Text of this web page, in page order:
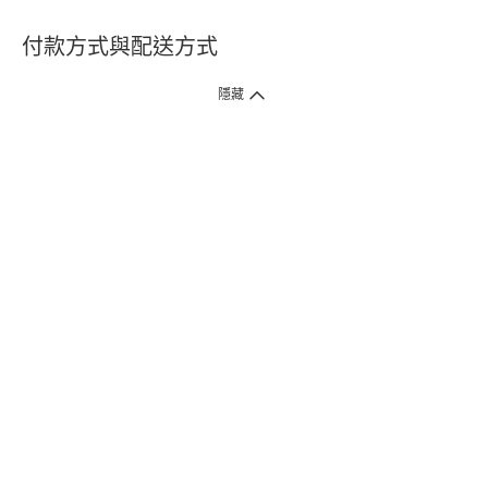
付款方式與配送方式
隱藏